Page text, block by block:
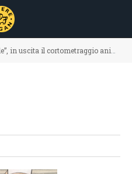
il cortometraggio animalista di Fabrizio Gammardella